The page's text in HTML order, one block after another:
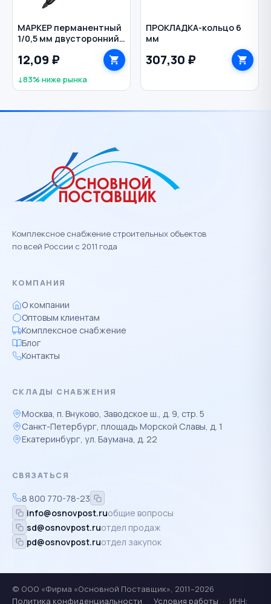
МАРКЕР перманентный
1/0,5 мм двусторонний
12,09 ₽
↓83% ниже рынка
ПРОКЛАДКА-кольцо 6
мм
307,30 ₽
Комплексное снабжение строительных объектов
по всей России с 2011 года
КОМПАНИЯ
О компании
Оптовым клиентам
Комплексное снабжение
Блог
Контакты
СКЛАДЫ СНАБЖЕНИЯ
Москва, п. Внуково, Заводское ш., д. 9, стр. 5
Санкт-Петербург, площадь Морской Славы, д. 1
Екатеринбург, ул. Баумана, д. 22
СВЯЗАТЬСЯ
8 800 770-78-23
info@osnovpost.ruобщие вопросы
sd@osnovpost.ruотдел продаж
pd@osnovpost.ruотдел закупок
© ООО «Фирма «Основной Поставщик», 2011–2026
Политика конфиденциальности · Условия работы · ИНН: